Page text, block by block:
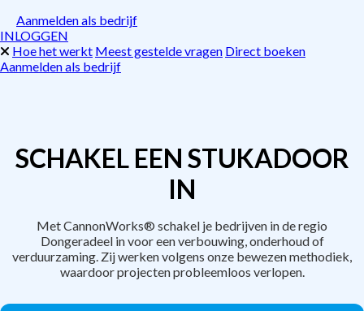
Aanmelden als bedrijf
INLOGGEN
Hoe het werkt Meest gestelde vragen Direct boeken
Aanmelden als bedrijf
SCHAKEL EEN STUKADOOR
IN
Met CannonWorks® schakel je bedrijven in de regio
Dongeradeel in voor een verbouwing, onderhoud of
verduurzaming. Zij werken volgens onze bewezen methodiek,
waardoor projecten probleemloos verlopen.